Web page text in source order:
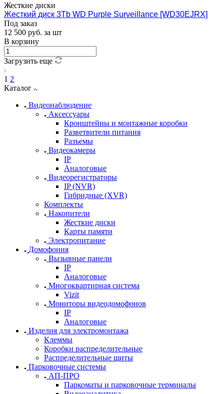
Жесткие диски
Жесткий диск 3Tb WD Purple Surveillance [WD30EJRX]
Под заказ
12 500 руб. за шт
В корзину
Загрузить еще
1 2
Каталог
Видеонаблюдение
Аксессуары
Кронштейны и монтажные коробки
Разветвители питания
Разъемы
Видеокамеры
IP
Аналоговые
Видеорегистраторы
IP (NVR)
Гибридные (XVR)
Комплекты
Накопители
Жесткие диски
Карты памяти
Электропитание
Домофония
Вызывные панели
IP
Аналоговые
Многоквартирная система
Vizit
Мониторы видеодомофонов
IP
Аналоговые
Изделия для электромонтажа
Клеммы
Коробки распределительные
Распределительные щиты
Парковочные системы
АП-ПРО
Паркоматы и парковочные терминалы